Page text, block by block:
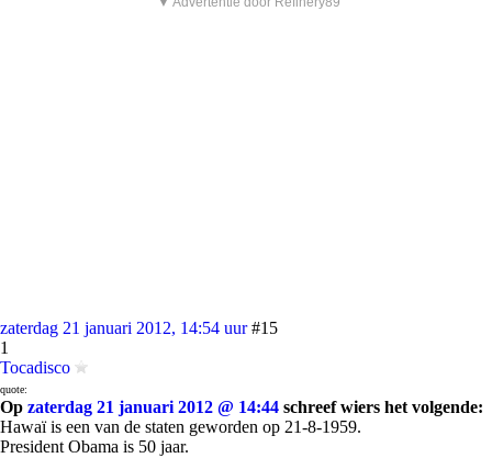
zaterdag 21 januari 2012, 14:54 uur #15
1
Tocadisco
quote:
Op zaterdag 21 januari 2012 @ 14:44 schreef wiers het volgende:
Hawaï is een van de staten geworden op 21-8-1959.
President Obama is 50 jaar.